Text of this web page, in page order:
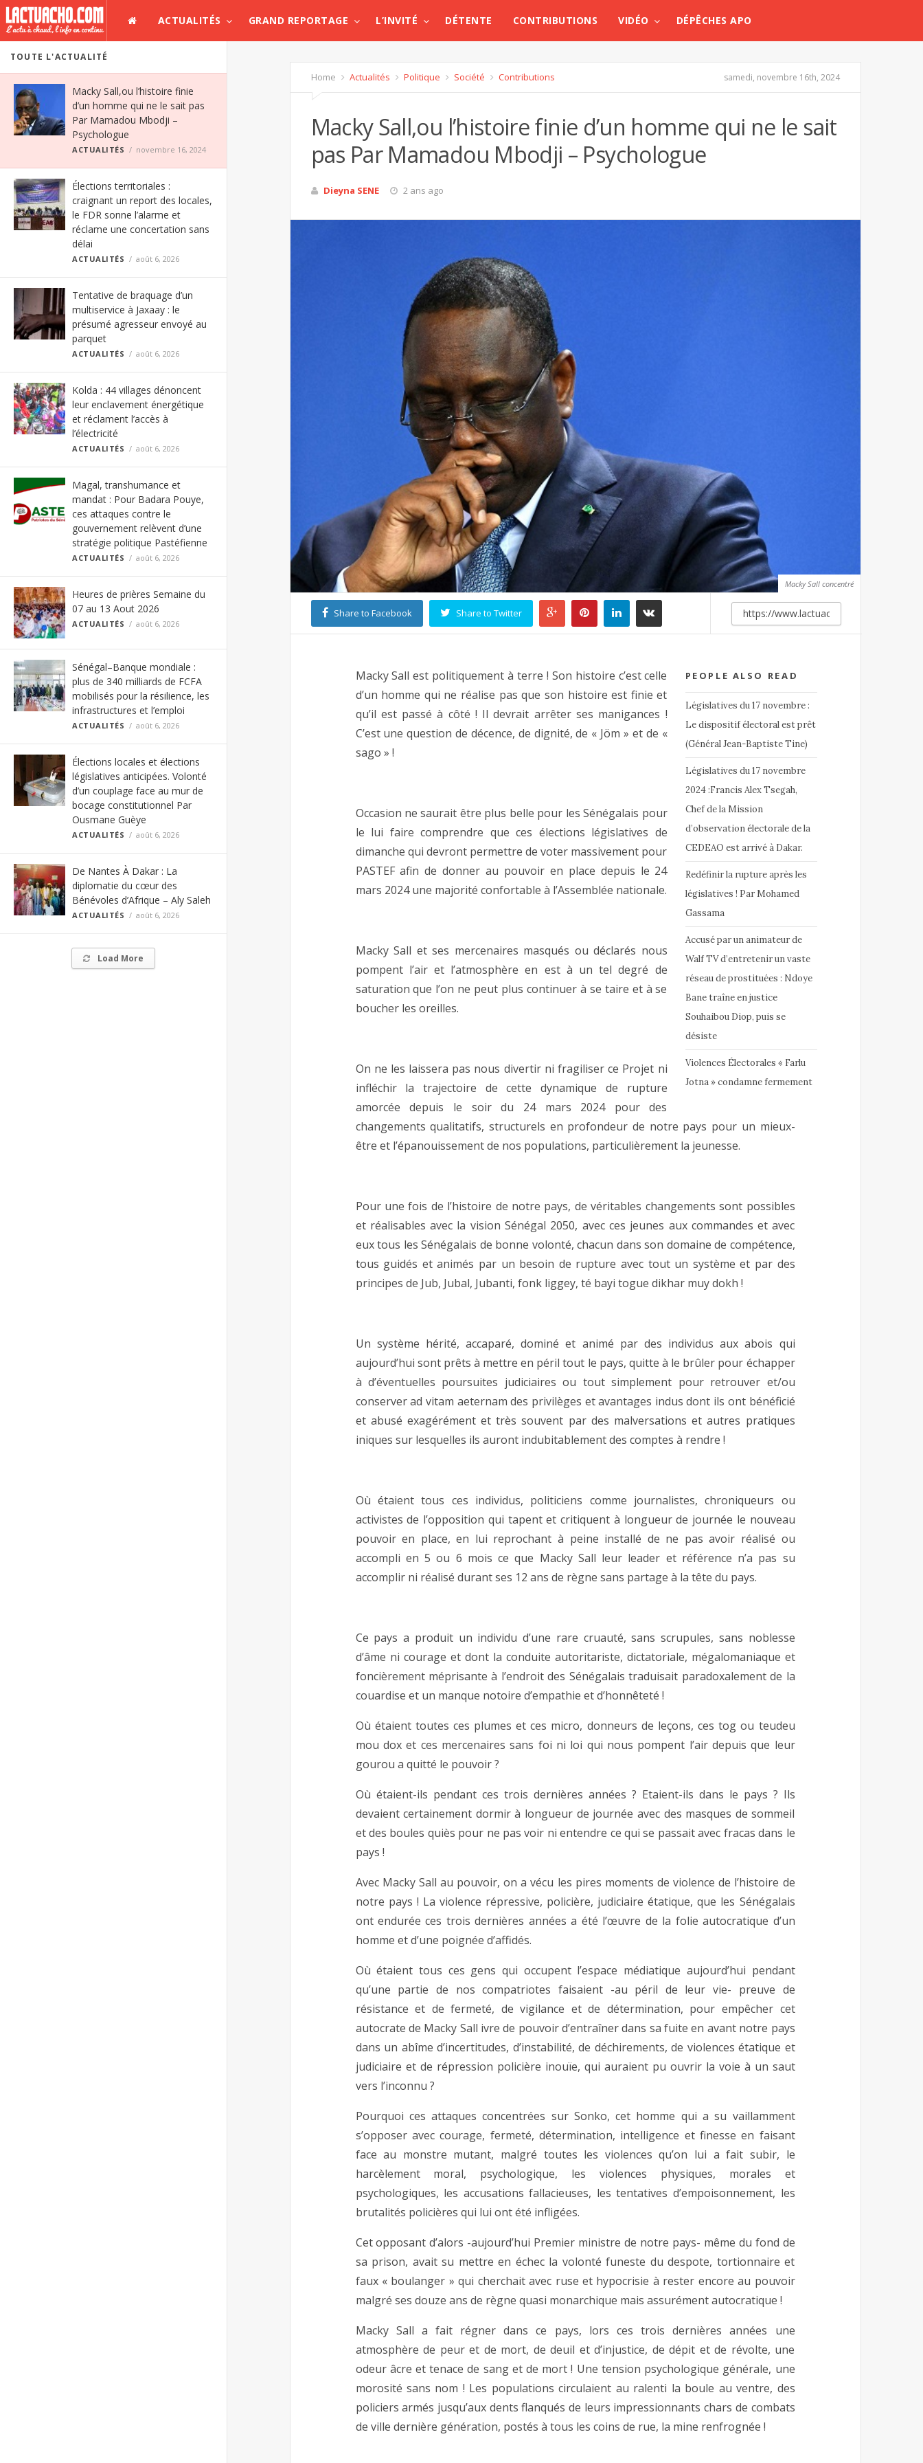
ACTUALITÉS GRAND REPORTAGE L’INVITÉ DÉTENTE CONTRIBUTIONS VIDÉO DÉPÊCHES APO
TOUTE L'ACTUALITÉ
Macky Sall,ou l’histoire finie
d’un homme qui ne le sait pas
Par Mamadou Mbodji –
Psychologue
ACTUALITÉS novembre 16, 2024
Élections territoriales :
craignant un report des locales,
le FDR sonne l’alarme et
réclame une concertation sans
délai
ACTUALITÉS août 6, 2026
Tentative de braquage d’un
multiservice à Jaxaay : le
présumé agresseur envoyé au
parquet
ACTUALITÉS août 6, 2026
Kolda : 44 villages dénoncent
leur enclavement énergétique
et réclament l’accès à
l’électricité
ACTUALITÉS août 6, 2026
Magal, transhumance et
mandat : Pour Badara Pouye,
ces attaques contre le
gouvernement relèvent d’une
stratégie politique Pastéfienne
ACTUALITÉS août 6, 2026
Heures de prières Semaine du
07 au 13 Aout 2026
ACTUALITÉS août 6, 2026
Sénégal–Banque mondiale :
plus de 340 milliards de FCFA
mobilisés pour la résilience, les
infrastructures et l’emploi
ACTUALITÉS août 6, 2026
Élections locales et élections
législatives anticipées. Volonté
d’un couplage face au mur de
bocage constitutionnel Par
Ousmane Guèye
ACTUALITÉS août 6, 2026
De Nantes À Dakar : La
diplomatie du cœur des
Bénévoles d’Afrique – Aly Saleh
ACTUALITÉS août 6, 2026
Load More
Home Actualités Politique Société Contributions samedi, novembre 16th, 2024
Macky Sall,ou l’histoire finie d’un homme qui ne le sait
pas Par Mamadou Mbodji – Psychologue
Dieyna SENE 2 ans ago
Macky Sall concentré
Share to Facebook Share to Twitter
PEOPLE ALSO READ
Législatives du 17 novembre :
Le dispositif électoral est prêt
(Général Jean-Baptiste Tine)
Législatives du 17 novembre
2024 :Francis Alex Tsegah,
Chef de la Mission
d’observation électorale de la
CEDEAO est arrivé à Dakar.
Redéfinir la rupture après les
législatives ! Par Mohamed
Gassama
Accusé par un animateur de
Walf TV d’entretenir un vaste
réseau de prostituées : Ndoye
Bane traîne en justice
Souhaibou Diop, puis se
désiste
Violences Électorales « Farlu
Jotna » condamne fermement
Macky Sall est politiquement à terre ! Son histoire c’est celle
d’un homme qui ne réalise pas que son histoire est finie et
qu’il est passé à côté ! Il devrait arrêter ses manigances !
C’est une question de décence, de dignité, de « Jöm » et de «
sago » !
Occasion ne saurait être plus belle pour les Sénégalais pour
le lui faire comprendre que ces élections législatives de
dimanche qui devront permettre de voter massivement pour
PASTEF afin de donner au pouvoir en place depuis le 24
mars 2024 une majorité confortable à l’Assemblée nationale.
Macky Sall et ses mercenaires masqués ou déclarés nous
pompent l’air et l’atmosphère en est à un tel degré de
saturation que l’on ne peut plus continuer à se taire et à se
boucher les oreilles.
On ne les laissera pas nous divertir ni fragiliser ce Projet ni
infléchir la trajectoire de cette dynamique de rupture
amorcée depuis le soir du 24 mars 2024 pour des
changements qualitatifs, structurels en profondeur de notre pays pour un mieux-
être et l’épanouissement de nos populations, particulièrement la jeunesse.
Pour une fois de l’histoire de notre pays, de véritables changements sont possibles
et réalisables avec la vision Sénégal 2050, avec ces jeunes aux commandes et avec
eux tous les Sénégalais de bonne volonté, chacun dans son domaine de compétence,
tous guidés et animés par un besoin de rupture avec tout un système et par des
principes de Jub, Jubal, Jubanti, fonk liggey, té bayi togue dikhar muy dokh !
Un système hérité, accaparé, dominé et animé par des individus aux abois qui
aujourd’hui sont prêts à mettre en péril tout le pays, quitte à le brûler pour échapper
à d’éventuelles poursuites judiciaires ou tout simplement pour retrouver et/ou
conserver ad vitam aeternam des privilèges et avantages indus dont ils ont bénéficié
et abusé exagérément et très souvent par des malversations et autres pratiques
iniques sur lesquelles ils auront indubitablement des comptes à rendre !
Où étaient tous ces individus, politiciens comme journalistes, chroniqueurs ou
activistes de l’opposition qui tapent et critiquent à longueur de journée le nouveau
pouvoir en place, en lui reprochant à peine installé de ne pas avoir réalisé ou
accompli en 5 ou 6 mois ce que Macky Sall leur leader et référence n’a pas su
accomplir ni réalisé durant ses 12 ans de règne sans partage à la tête du pays.
Ce pays a produit un individu d’une rare cruauté, sans scrupules, sans noblesse
d’âme ni courage et dont la conduite autoritariste, dictatoriale, mégalomaniaque et
foncièrement méprisante à l’endroit des Sénégalais traduisait paradoxalement de la
couardise et un manque notoire d’empathie et d’honnêteté !
Où étaient toutes ces plumes et ces micro, donneurs de leçons, ces tog ou teudeu
mou dox et ces mercenaires sans foi ni loi qui nous pompent l’air depuis que leur
gourou a quitté le pouvoir ?
Où étaient-ils pendant ces trois dernières années ? Etaient-ils dans le pays ? Ils
devaient certainement dormir à longueur de journée avec des masques de sommeil
et des boules quiès pour ne pas voir ni entendre ce qui se passait avec fracas dans le
pays !
Avec Macky Sall au pouvoir, on a vécu les pires moments de violence de l’histoire de
notre pays ! La violence répressive, policière, judiciaire étatique, que les Sénégalais
ont endurée ces trois dernières années a été l’œuvre de la folie autocratique d’un
homme et d’une poignée d’affidés.
Où étaient tous ces gens qui occupent l’espace médiatique aujourd’hui pendant
qu’une partie de nos compatriotes faisaient -au péril de leur vie- preuve de
résistance et de fermeté, de vigilance et de détermination, pour empêcher cet
autocrate de Macky Sall ivre de pouvoir d’entraîner dans sa fuite en avant notre pays
dans un abîme d’incertitudes, d’instabilité, de déchirements, de violences étatique et
judiciaire et de répression policière inouïe, qui auraient pu ouvrir la voie à un saut
vers l’inconnu ?
Pourquoi ces attaques concentrées sur Sonko, cet homme qui a su vaillamment
s’opposer avec courage, fermeté, détermination, intelligence et finesse en faisant
face au monstre mutant, malgré toutes les violences qu’on lui a fait subir, le
harcèlement moral, psychologique, les violences physiques, morales et
psychologiques, les accusations fallacieuses, les tentatives d’empoisonnement, les
brutalités policières qui lui ont été infligées.
Cet opposant d’alors -aujourd’hui Premier ministre de notre pays- même du fond de
sa prison, avait su mettre en échec la volonté funeste du despote, tortionnaire et
faux « boulanger » qui cherchait avec ruse et hypocrisie à rester encore au pouvoir
malgré ses douze ans de règne quasi monarchique mais assurément autocratique !
Macky Sall a fait régner dans ce pays, lors ces trois dernières années une
atmosphère de peur et de mort, de deuil et d’injustice, de dépit et de révolte, une
odeur âcre et tenace de sang et de mort ! Une tension psychologique générale, une
morosité sans nom ! Les populations circulaient au ralenti la boule au ventre, des
policiers armés jusqu’aux dents flanqués de leurs impressionnants chars de combats
de ville dernière génération, postés à tous les coins de rue, la mine renfrognée !